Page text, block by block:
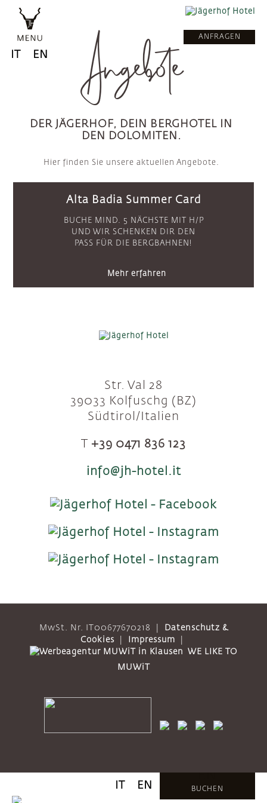
EN
ANFRAGEN
BUCHEN
EN
Angebote
DER JÄGERHOF, DEIN BERGHOTEL IN
DEN DOLOMITEN.
Hier finden Sie unsere aktuellen Angebote.
Alta Badia Summer Card
BUCHE MIND. 5 NÄCHSTE MIT H/P
UND WIR SCHENKEN DIR DEN
PASS FÜR DIE BERGBAHNEN!
Mehr erfahren
Str. Val 28
39033 Kolfuschg (BZ)
Südtirol/Italien
+39 0471 836 123
info@jh-hotel.it
MwSt. Nr. IT00677670218
Datenschutz &
Cookies
Impressum
WE LIKE TO
MUWiT
EN